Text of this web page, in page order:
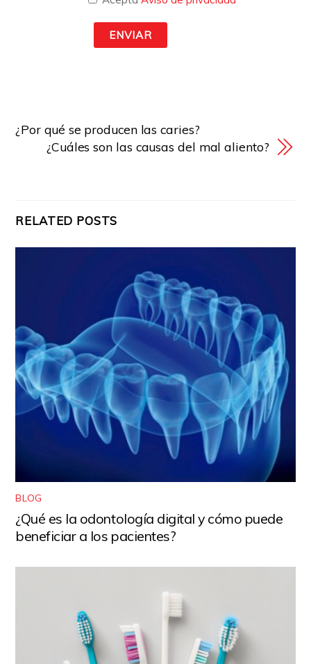
¿Por qué se producen las caries?
¿Cuáles son las causas del mal aliento?
RELATED POSTS
BLOG
¿Qué es la odontología digital y cómo puede
beneficiar a los pacientes?